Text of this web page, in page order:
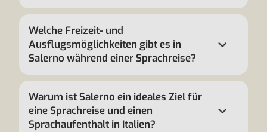
Welche Freizeit- und
Ausflugsmöglichkeiten gibt es in
Salerno während einer Sprachreise?
Warum ist Salerno ein ideales Ziel für
eine Sprachreise und einen
Sprachaufenthalt in Italien?